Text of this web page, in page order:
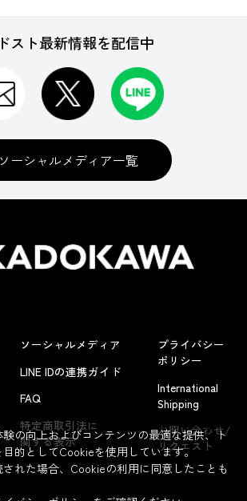
よくあるお問い合わせ
スト最新情報を配信中
ソーシャルメディア一覧
ソーシャルメディア
LINE IDの連携ガイド
FAQ
特定商取引法に
関する表示
プライバシー
ポリシー
International
Shipping
お問い合わせ/
リクエスト
の向上およびコンテンツの最適な提供、ト
的としてCookieを使用しています。
れた場合、Cookieの利用に同意したことも